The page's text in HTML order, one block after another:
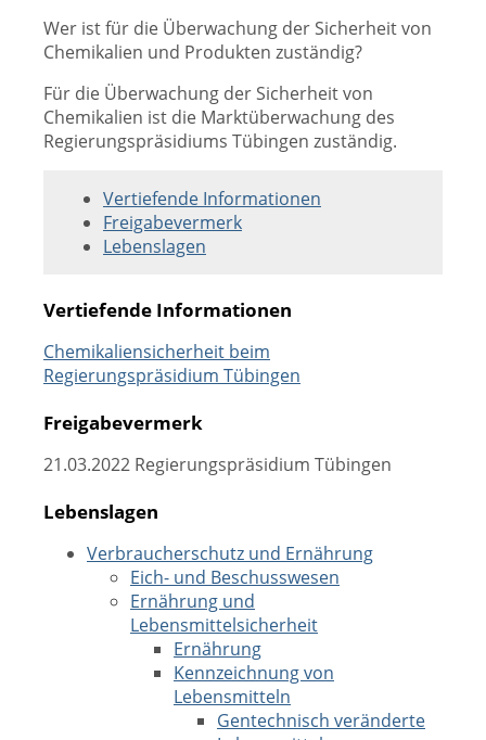
Wer ist für die Überwachung der Sicherheit von
Chemikalien und Produkten zuständig?
Für die Überwachung der Sicherheit von
Chemikalien ist die Marktüberwachung des
Regierungspräsidiums Tübingen zuständig.
Vertiefende Informationen
Freigabevermerk
Lebenslagen
Vertiefende Informationen
Chemikaliensicherheit beim
Regierungspräsidium Tübingen
Freigabevermerk
21.03.2022 Regierungspräsidium Tübingen
Lebenslagen
Verbraucherschutz und Ernährung
Eich- und Beschusswesen
Ernährung und
Lebensmittelsicherheit
Ernährung
Kennzeichnung von
Lebensmitteln
Gentechnisch veränderte